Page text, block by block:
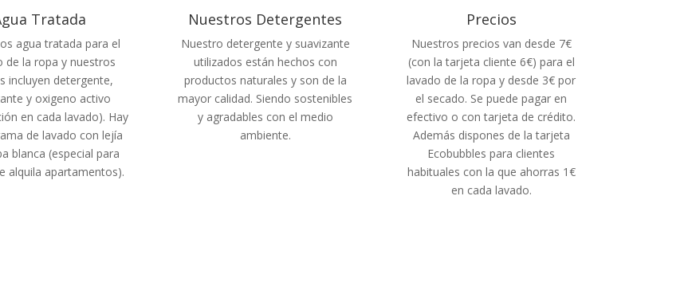
Tratada
agua tratada para el
de la ropa y nuestros
incluyen detergente,
y oxigeno activo
en cada lavado). Hay
de lavado con lejía
blanca (especial para
alquila apartamentos).
Nuestros Detergentes
Nuestro detergente y suavizante
utilizados están hechos con
productos naturales y son de la
mayor calidad. Siendo sostenibles
y agradables con el medio
ambiente.
Precios
Nuestros precios van desde 7€
(con la tarjeta cliente 6€) para el
lavado de la ropa y desde 3€ por
el secado. Se puede pagar en
efectivo o con tarjeta de crédito.
Además dispones de la tarjeta
Ecobubbles para clientes
habituales con la que ahorras 1€
en cada lavado.